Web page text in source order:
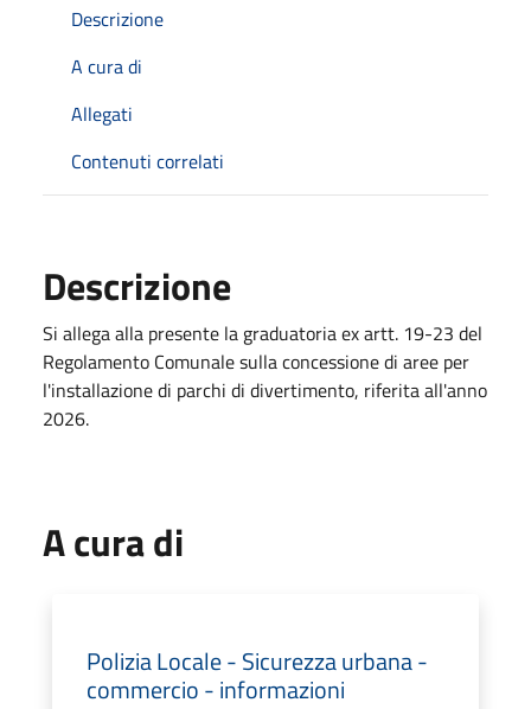
Descrizione
A cura di
Allegati
Contenuti correlati
Descrizione
Si allega alla presente la graduatoria ex artt. 19-23 del
Regolamento Comunale sulla concessione di aree per
l'installazione di parchi di divertimento, riferita all'anno
2026.
A cura di
Polizia Locale - Sicurezza urbana -
commercio - informazioni